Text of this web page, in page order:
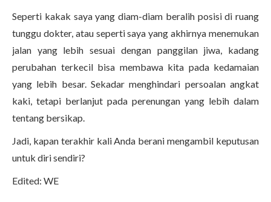
Seperti kakak saya yang diam-diam beralih posisi di ruang
tunggu dokter, atau seperti saya yang akhirnya menemukan
jalan yang lebih sesuai dengan panggilan jiwa, kadang
perubahan terkecil bisa membawa kita pada kedamaian
yang lebih besar. Sekadar menghindari persoalan angkat
kaki, tetapi berlanjut pada perenungan yang lebih dalam
tentang bersikap.
Jadi, kapan terakhir kali Anda berani mengambil keputusan
untuk diri sendiri?
Edited: WE